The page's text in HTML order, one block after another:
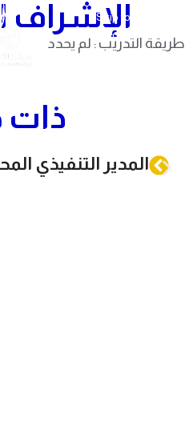
Skip to navigation
Skip to main content
الإشراف
طريقة التدريب : لم يحدد
ذات
المدير التنفيذي